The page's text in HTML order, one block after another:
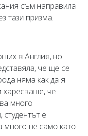
съм направила
тази призма.
в Англия, но
че ще се
няма как да я
харесваше, че
много
е
много не само като